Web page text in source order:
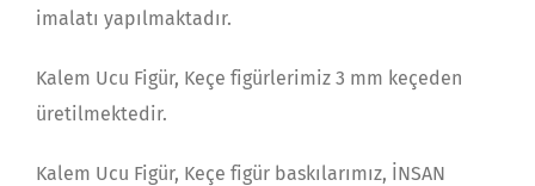
imalatı yapılmaktadır.
Kalem Ucu Figür, Keçe figürlerimiz 3 mm keçeden
üretilmektedir.
Kalem Ucu Figür, Keçe figür baskılarımız, İNSAN